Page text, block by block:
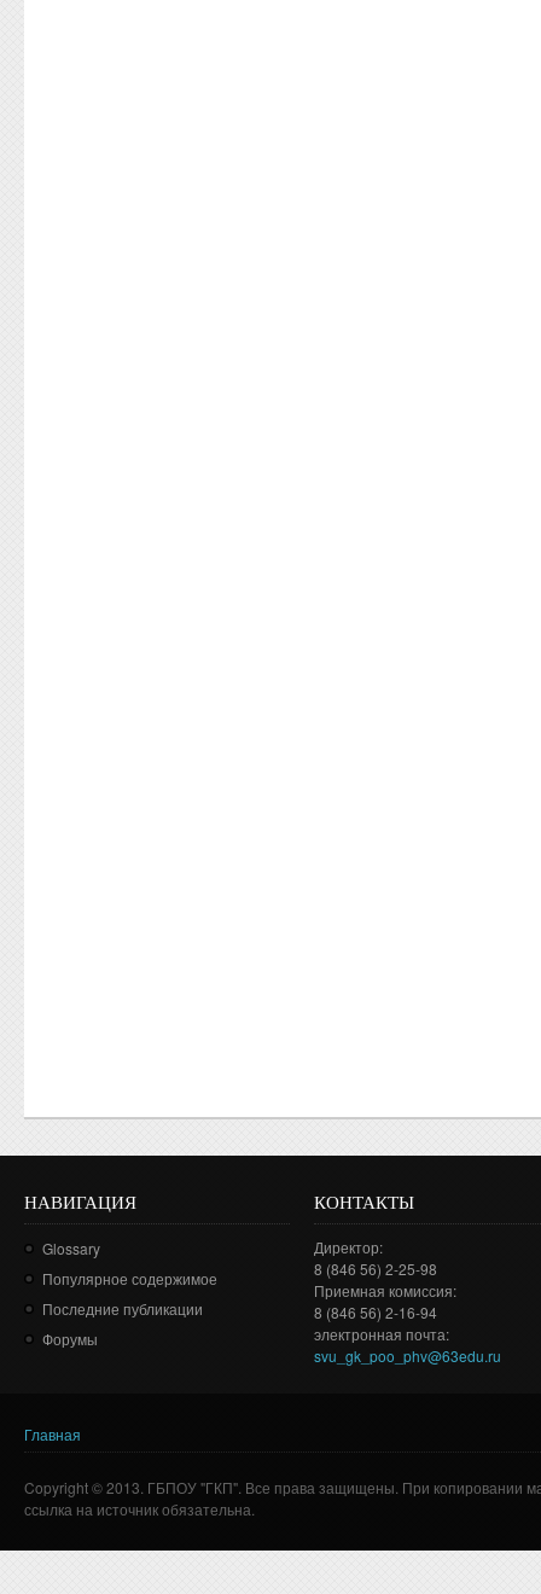
НАВИГАЦИЯ
Glossary
Популярное содержимое
Последние публикации
Форумы
КОНТАКТЫ
Директор:
8 (846 56) 2-25-98
Приемная комиссия:
8 (846 56) 2-16-94
электронная почта:
svu_gk_poo_phv@63edu.ru
Вы здесь
Главная
Copyright © 2013. ГБПОУ "ГКП". Все права защищены. При копировании
ссылка на источник обязательна.